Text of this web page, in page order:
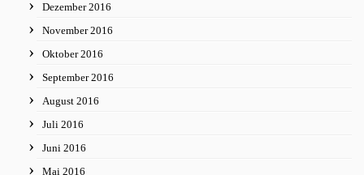
Dezember 2016
November 2016
Oktober 2016
September 2016
August 2016
Juli 2016
Juni 2016
Mai 2016